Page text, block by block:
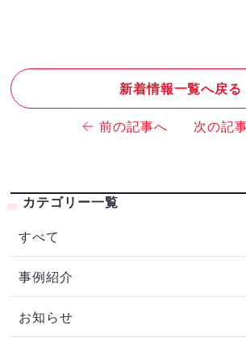
前の記事へ
新着情報一覧へ戻る
次の記
カテゴリー一覧
すべて
事例紹介
お知らせ